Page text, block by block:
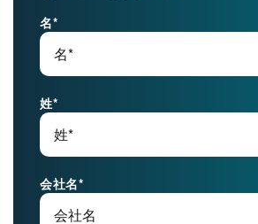
名*
姓*
会社名*